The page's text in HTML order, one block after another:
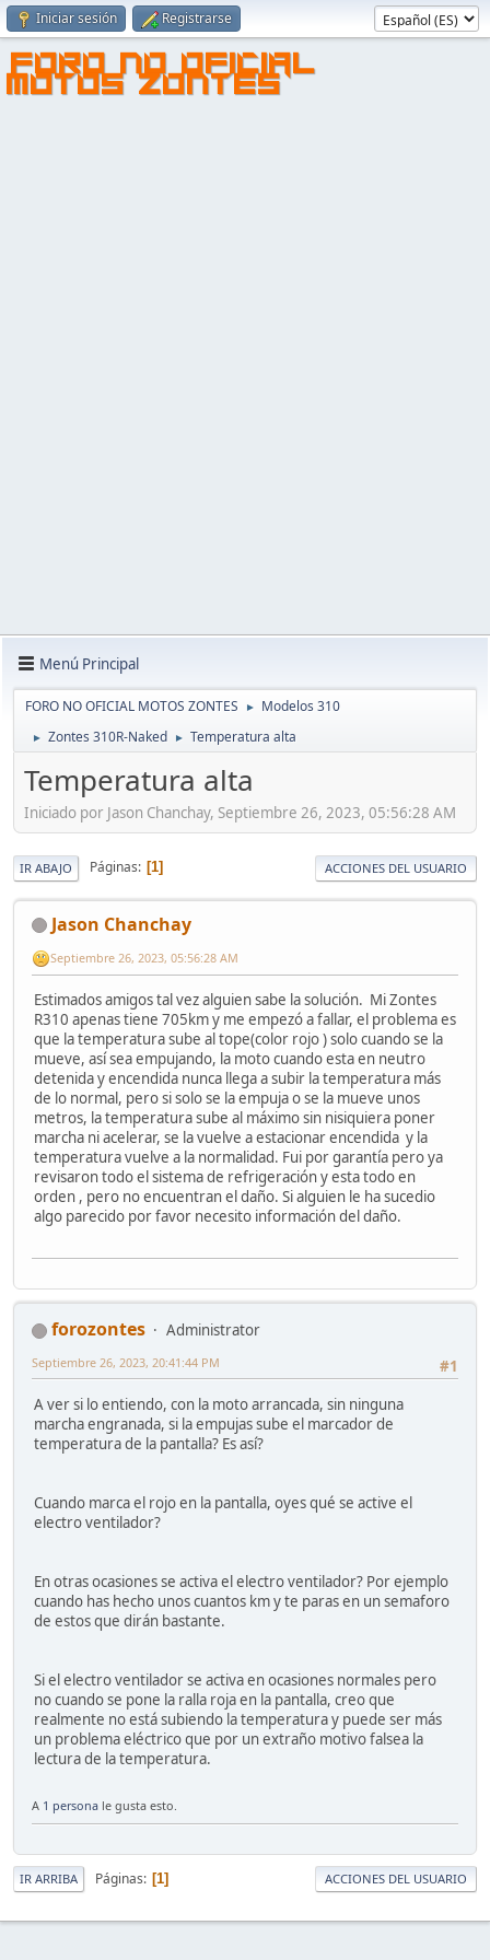
Iniciar sesión Registrarse
FORO NO OFICIAL
MOTOS ZONTES
Menú Principal
FORO NO OFICIAL MOTOS ZONTES ► Modelos 310
► Zontes 310R-Naked ► Temperatura alta
Temperatura alta
Iniciado por Jason Chanchay, Septiembre 26, 2023, 05:56:28 AM
IR ABAJO Páginas 1 ACCIONES DEL USUARIO
Jason Chanchay
Septiembre 26, 2023, 05:56:28 AM
Estimados amigos tal vez alguien sabe la solución. Mi Zontes
R310 apenas tiene 705km y me empezó a fallar, el problema es
que la temperatura sube al tope(color rojo ) solo cuando se la
mueve, así sea empujando, la moto cuando esta en neutro
detenida y encendida nunca llega a subir la temperatura más
de lo normal, pero si solo se la empuja o se la mueve unos
metros, la temperatura sube al máximo sin nisiquiera poner
marcha ni acelerar, se la vuelve a estacionar encendida y la
temperatura vuelve a la normalidad. Fui por garantía pero ya
revisaron todo el sistema de refrigeración y esta todo en
orden , pero no encuentran el daño. Si alguien le ha sucedio
algo parecido por favor necesito información del daño.
forozontes
Administrator
#1
Septiembre 26, 2023, 20:41:44 PM
A ver si lo entiendo, con la moto arrancada, sin ninguna
marcha engranada, si la empujas sube el marcador de
temperatura de la pantalla? Es así?
Cuando marca el rojo en la pantalla, oyes qué se active el
electro ventilador?
En otras ocasiones se activa el electro ventilador? Por ejemplo
cuando has hecho unos cuantos km y te paras en un semaforo
de estos que dirán bastante.
Si el electro ventilador se activa en ocasiones normales pero
no cuando se pone la ralla roja en la pantalla, creo que
realmente no está subiendo la temperatura y puede ser más
un problema eléctrico que por un extraño motivo falsea la
lectura de la temperatura.
A 1 persona le gusta esto.
IR ARRIBA Páginas 1 ACCIONES DEL USUARIO